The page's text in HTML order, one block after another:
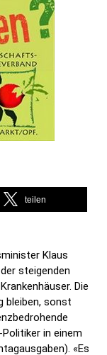
teilen
Klaus
steigenden
Die
bleiben, sonst
in einem
«Es